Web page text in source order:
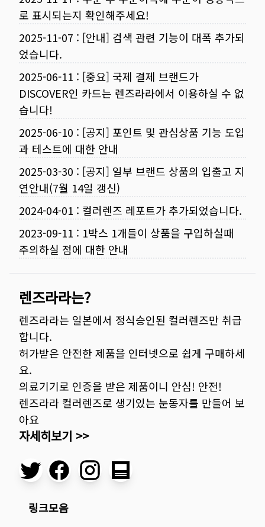
로 표시되는지 확인해주세요!
2025-11-07 : [안내] 검색 관련 기능이 대폭 추가되
었습니다.
2025-06-11 : [중요] 국제 결제 브랜드가
DISCOVER인 카드는 렌즈라라에서 이용하실 수 없
습니다!
2025-06-10 : [공지] 포인트 및 관심상품 기능 도입
과 테스트에 대한 안내
2025-03-30 : [공지] 일부 브랜드 상품의 입출고 지
연안내(7월 14일 갱신)
2024-04-01 : 컬러렌즈 레포트가 추가되었습니다.
2023-09-11 : 1박스 1개들이 상품을 구입하실때
주의하실 점에 대한 안내
렌즈라라는?
렌즈라라는 일본에서 정식승인된 컬러렌즈만 취급
합니다.
허가받은 안전한 제품을 인터넷으로 쉽게 구매하세
요.
의료기기로 인증을 받은 제품이니 안심! 안전!
렌즈라라 컬러렌즈로 생기있는 눈동자를 만들어 보
아요
자세히보기 >>
링크모음